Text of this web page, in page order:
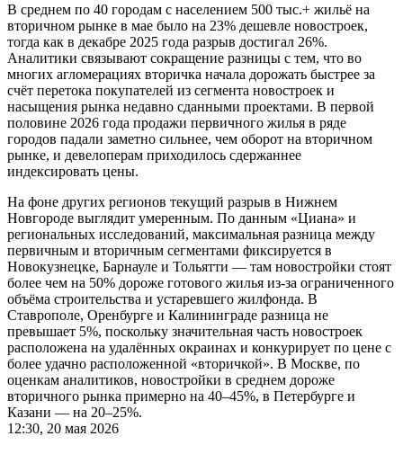
В среднем по 40 городам с населением 500 тыс.+ жильё на
вторичном рынке в мае было на 23% дешевле новостроек,
тогда как в декабре 2025 года разрыв достигал 26%.
Аналитики связывают сокращение разницы с тем, что во
многих агломерациях вторичка начала дорожать быстрее за
счёт перетока покупателей из сегмента новостроек и
насыщения рынка недавно сданными проектами. В первой
половине 2026 года продажи первичного жилья в ряде
городов падали заметно сильнее, чем оборот на вторичном
рынке, и девелоперам приходилось сдержаннее
индексировать цены.
На фоне других регионов текущий разрыв в Нижнем
Новгороде выглядит умеренным. По данным «Циана» и
региональных исследований, максимальная разница между
первичным и вторичным сегментами фиксируется в
Новокузнецке, Барнауле и Тольятти — там новостройки стоят
более чем на 50% дороже готового жилья из‑за ограниченного
объёма строительства и устаревшего жилфонда. В
Ставрополе, Оренбурге и Калининграде разница не
превышает 5%, поскольку значительная часть новостроек
расположена на удалённых окраинах и конкурирует по цене с
более удачно расположенной «вторичкой». В Москве, по
оценкам аналитиков, новостройки в среднем дороже
вторичного рынка примерно на 40–45%, в Петербурге и
Казани — на 20–25%.
12:30, 20 мая 2026